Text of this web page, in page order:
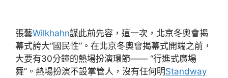
張藝Wilkhahn謀此前先容，這一次，北京冬奧會揭
幕式誇大“國民性”。在北京冬奧會揭幕式開端之前，
大要有30分鐘的熱場扮演環節—— “行進式廣場
舞”。熱場扮演不設掌管人，沒有任何明Standway